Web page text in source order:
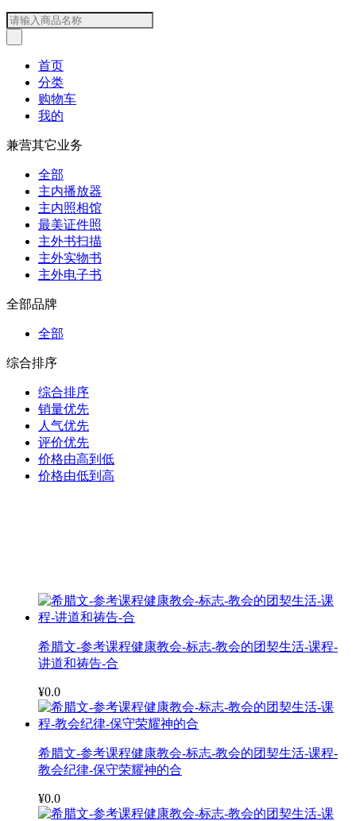
首页
分类
购物车
我的
兼营其它业务
全部
主内播放器
主内照相馆
最美证件照
主外书扫描
主外实物书
主外电子书
全部品牌
全部
综合排序
综合排序
销量优先
人气优先
评价优先
价格由高到低
价格由低到高
希腊文-参考课程健康教会-标志-教会的团契生活-课程-
讲道和祷告-合
¥0.0
希腊文-参考课程健康教会-标志-教会的团契生活-课程-
教会纪律-保守荣耀神的合
¥0.0